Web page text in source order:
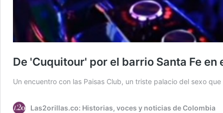
De 'Cuquitour' por el barrio Santa Fe en
Un encuentro con las Paisas Club, un triste palacio del sexo
Las2orillas.co: Historias, voces y noticias de Colombia